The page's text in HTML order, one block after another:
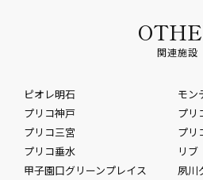
関連施設
ピオレ明石
モン
プリコ神戸
プリ
プリコ三宮
プリ
プリコ垂水
リブ
甲子園口グリーンプレイス
夙川